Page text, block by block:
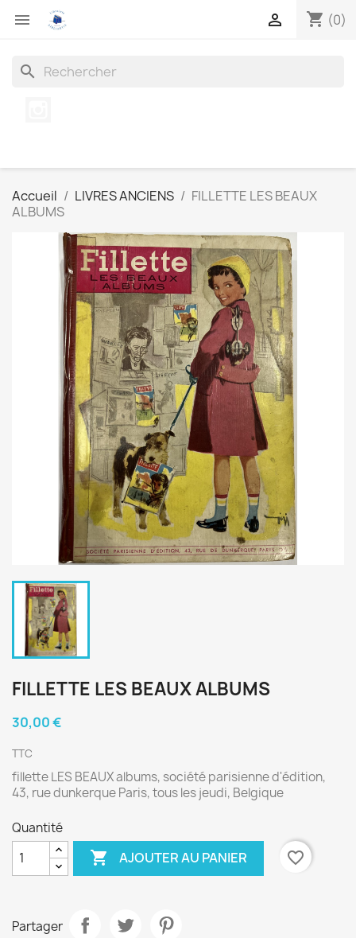
 shopping_cart (0)

search
Accueil LIVRES ANCIENS
FILLETTE LES BEAUX
ALBUMS
FILLETTE LES BEAUX ALBUMS
30,00 €
TTC
fillette LES BEAUX albums, société parisienne d'édition,
43, rue dunkerque Paris, tous les jeudi, Belgique
Quantité
 AJOUTER AU PANIER favorite_border
Partager